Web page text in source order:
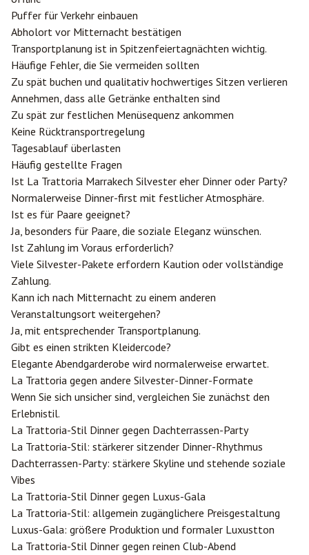
Puffer für Verkehr einbauen
Abholort vor Mitternacht bestätigen
Transportplanung ist in Spitzenfeiertagnächten wichtig.
Häufige Fehler, die Sie vermeiden sollten
Zu spät buchen und qualitativ hochwertiges Sitzen verlieren
Annehmen, dass alle Getränke enthalten sind
Zu spät zur festlichen Menüsequenz ankommen
Keine Rücktransportregelung
Tagesablauf überlasten
Häufig gestellte Fragen
Ist La Trattoria Marrakech Silvester eher Dinner oder Party?
Normalerweise Dinner-first mit festlicher Atmosphäre.
Ist es für Paare geeignet?
Ja, besonders für Paare, die soziale Eleganz wünschen.
Ist Zahlung im Voraus erforderlich?
Viele Silvester-Pakete erfordern Kaution oder vollständige
Zahlung.
Kann ich nach Mitternacht zu einem anderen
Veranstaltungsort weitergehen?
Ja, mit entsprechender Transportplanung.
Gibt es einen strikten Kleidercode?
Elegante Abendgarderobe wird normalerweise erwartet.
La Trattoria gegen andere Silvester-Dinner-Formate
Wenn Sie sich unsicher sind, vergleichen Sie zunächst den
Erlebnistil.
La Trattoria-Stil Dinner gegen Dachterrassen-Party
La Trattoria-Stil: stärkerer sitzender Dinner-Rhythmus
Dachterrassen-Party: stärkere Skyline und stehende soziale
Vibes
La Trattoria-Stil Dinner gegen Luxus-Gala
La Trattoria-Stil: allgemein zugänglichere Preisgestaltung
Luxus-Gala: größere Produktion und formaler Luxustton
La Trattoria-Stil Dinner gegen reinen Club-Abend